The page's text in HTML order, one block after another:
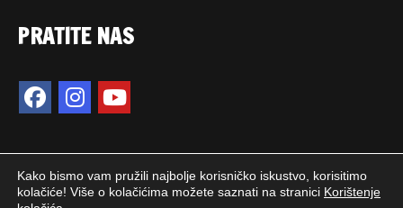
PRATITE NAS
Kako bismo vam pružili najbolje korisničko iskustvo, korisitimo
kolačiće! Više o kolačićima možete saznati na stranici Korištenje